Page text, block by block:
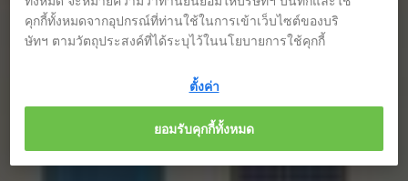
คุกกี้ทั้งหมดจากอุปกรณ์ที่ท่านใช้ในการเข้าเว็บไซต์ของบริ
ษัทฯ ตามวัตถุประสงค์ที่ได้ระบุไว้ในนโยบายการใช้คุกกี้
ตั้งค่า
ยอมรับคุกกี้ทั้งหมด